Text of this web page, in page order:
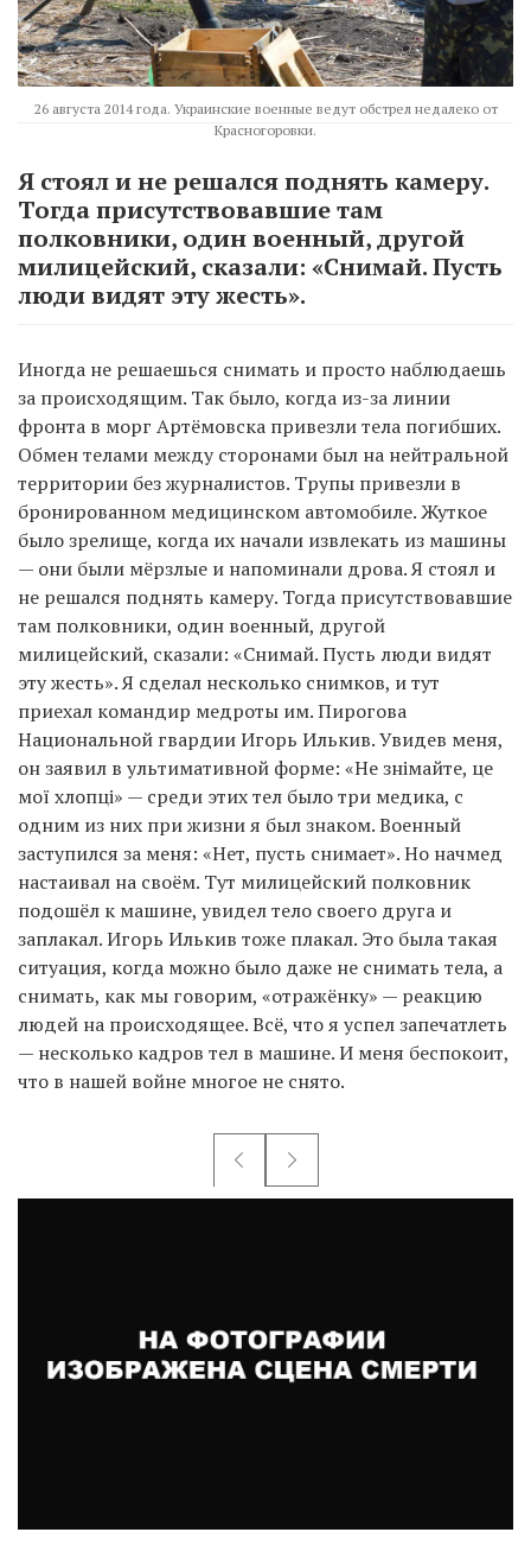
26 августа 2014 года. Украинские военные ведут обстрел недалеко от
Красногоровки.
Я стоял и не решался поднять камеру.
Тогда присутствовавшие там
полковники, один военный, другой
милицейский, сказали: «Снимай. Пусть
люди видят эту жесть».
Иногда не решаешься снимать и просто наблюдаешь
за происходящим. Так было, когда из-за линии
фронта в морг Артёмовска привезли тела погибших.
Обмен телами между сторонами был на нейтральной
территории без журналистов. Трупы привезли в
бронированном медицинском автомобиле. Жуткое
было зрелище, когда их начали извлекать из машины
— они были мёрзлые и напоминали дрова. Я стоял и
не решался поднять камеру. Тогда присутствовавшие
там полковники, один военный, другой
милицейский, сказали: «Снимай. Пусть люди видят
эту жесть». Я сделал несколько снимков, и тут
приехал командир медроты им. Пирогова
Национальной гвардии Игорь Илькив. Увидев меня,
он заявил в ультимативной форме: «Не знімайте, це
мої хлопці» — среди этих тел было три медика, с
одним из них при жизни я был знаком. Военный
заступился за меня: «Нет, пусть снимает». Но начмед
настаивал на своём. Тут милицейский полковник
подошёл к машине, увидел тело своего друга и
заплакал. Игорь Илькив тоже плакал. Это была такая
ситуация, когда можно было даже не снимать тела, а
снимать, как мы говорим, «отражёнку» — реакцию
людей на происходящее. Всё, что я успел запечатлеть
— несколько кадров тел в машине. И меня беспокоит,
что в нашей войне многое не снято.